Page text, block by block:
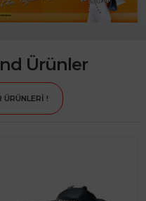
Ürünler
ÜRÜNLERİ !